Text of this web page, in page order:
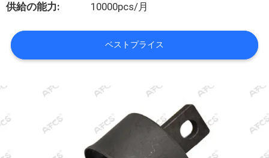
て
工
学
供給の能力: 10000pcs/月
ベストプライス